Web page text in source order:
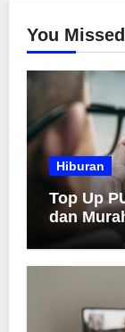
You Missed
Hiburan
Top Up
dan